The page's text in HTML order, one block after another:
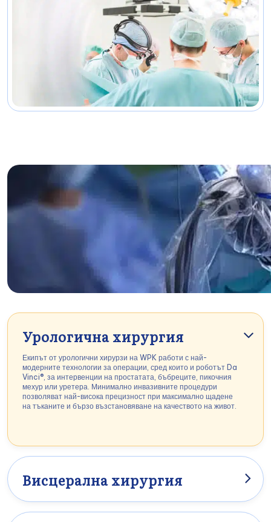
Урологична хирургия
Екипът от урологични хирурзи на WPK работи с най-
модерните технологии за операции, сред които и роботът Da
Vinci®, за интервенции на простатата, бъбреците, пикочния
мехур или уретера. Минимално инвазивните процедури
позволяват най-висока прецизност при максимално щадене
на тъканите и бързо възстановяване на качеството на живот.
Висцерална хирургия
Висцералната хирургия във Wiener Privatklinik обхваща
сложни операции в коремната област – включително стомах,
черва, черен дроб, панкреас и жлъчен мехур. С помощта на